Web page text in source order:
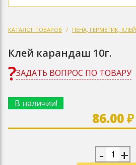
КАТАЛОГ ТОВАРОВ ПЕНА, ГЕРМЕТИК, КЛЕЙ
Клей карандаш 10г.
ЗАДАТЬ ВОПРОС ПО ТОВАРУ
В наличии!
86.00 ₽
- +